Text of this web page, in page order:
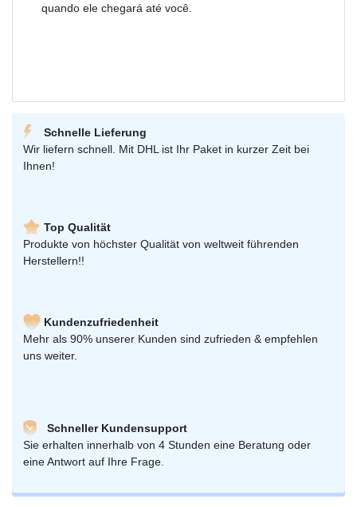
quando ele chegará até você.
Schnelle Lieferung
Wir liefern schnell. Mit DHL ist Ihr Paket in kurzer Zeit bei
Ihnen!
Top Qualität
Produkte von höchster Qualität von weltweit führenden
Herstellern!!
Kundenzufriedenheit
Mehr als 90% unserer Kunden sind zufrieden & empfehlen
uns weiter.
Schneller Kundensupport
Sie erhalten innerhalb von 4 Stunden eine Beratung oder
eine Antwort auf Ihre Frage.